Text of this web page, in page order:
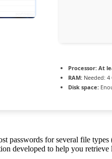
Processor: At
RAM: Needed: 4
Disk space:
passwords for several file
developed to help you